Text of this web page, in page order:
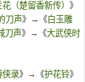
（楚留香新传） 》
刀声》→《白玉雕
刀声》→《大武侠时
侠录》→《护花铃》